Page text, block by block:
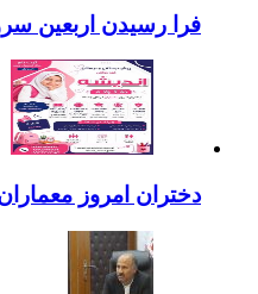
فرا رسیدن اربعین
دختران امروز